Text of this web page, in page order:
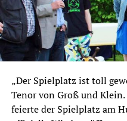
„Der Spielplatz ist toll
Tenor von Groß und
feierte der Spielplatz am